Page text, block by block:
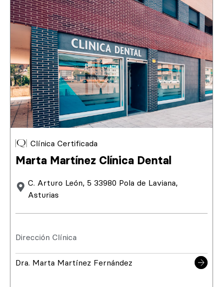
Clínica Certificada
Marta Martínez Clínica Dental
C. Arturo León, 5 33980 Pola de Laviana,
Asturias
Dirección Clínica
Dra. Marta Martínez Fernández